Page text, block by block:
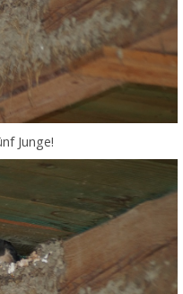
Junge!